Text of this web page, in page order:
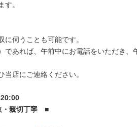
。
伺うことも可能です。
あれば、午前中にお電話をいただき、
当店にご連絡ください。
・親切丁寧 ■